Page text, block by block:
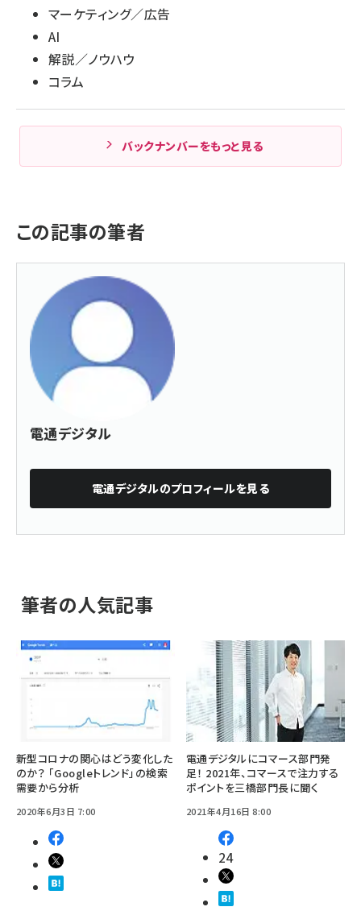
マーケティング／広告
AI
解説／ノウハウ
コラム
バックナンバーをもっと見る
この記事の筆者
電通デジタル
電通デジタルのプロフィールを見る
筆者の人気記事
新型コロナの関心はどう変化した
のか？ 「Googleトレンド」の検索
需要から分析
2020年6月3日 7:00
電通デジタルにコマース部門発
足！ 2021年、コマースで注力する
ポイントを三橋部門長に聞く
2021年4月16日 8:00
24